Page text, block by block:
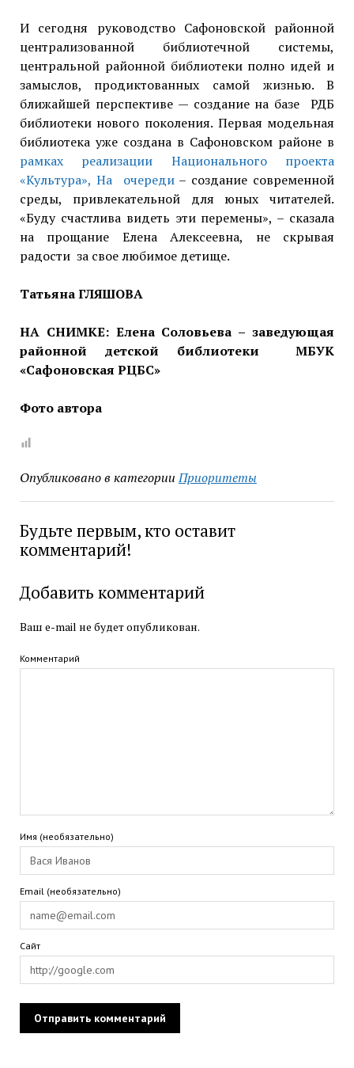
И сегодня руководство Сафоновской районной
централизованной библиотечной системы,
центральной районной библиотеки полно идей и
замыслов, продиктованных самой жизнью. В
ближайшей перспективе — создание на базе РДБ
библиотеки нового поколения. Первая модельная
библиотека уже создана в Сафоновском районе в
рамках реализации Национального проекта
«Культура», На очереди – создание современной
среды, привлекательной для юных читателей.
«Буду счастлива видеть эти перемены», – сказала
на прощание Елена Алексеевна, не скрывая
радости за свое любимое детище.
Татьяна ГЛЯШОВА
НА СНИМКЕ: Елена Соловьева – заведующая
районной детской библиотеки МБУК
«Сафоновская РЦБС»
Фото автора
Опубликовано в категории Приоритеты
Будьте первым, кто оставит
комментарий!
Добавить комментарий
Ваш e-mail не будет опубликован.
Комментарий
Имя (необязательно)
Email (необязательно)
Сайт